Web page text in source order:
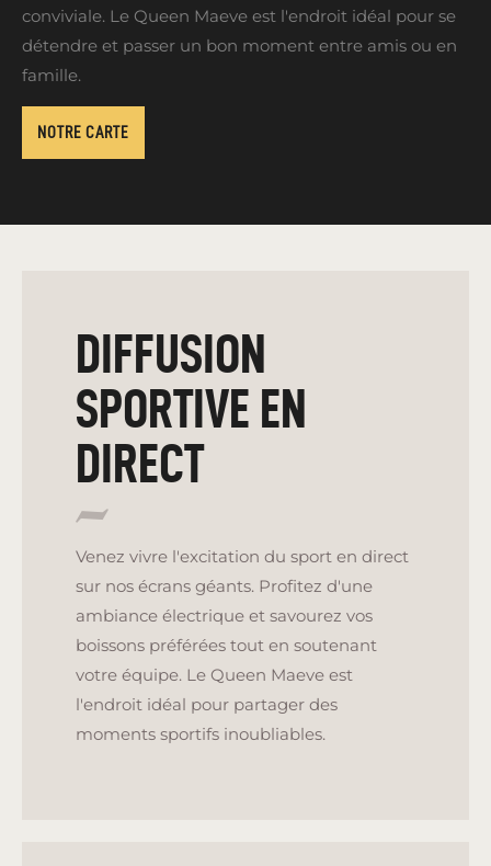
conviviale. Le Queen Maeve est l'endroit idéal pour se
détendre et passer un bon moment entre amis ou en
famille.
NOTRE CARTE
DIFFUSION
SPORTIVE EN
DIRECT
Venez vivre l'excitation du sport en direct
sur nos écrans géants. Profitez d'une
ambiance électrique et savourez vos
boissons préférées tout en soutenant
votre équipe. Le Queen Maeve est
l'endroit idéal pour partager des
moments sportifs inoubliables.